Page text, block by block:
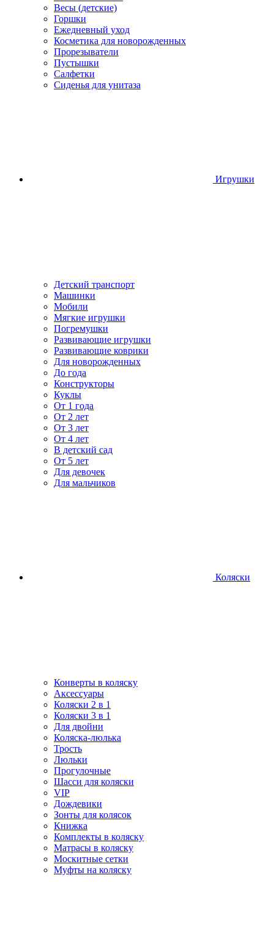
Весы (детские)
Горшки
Ежедневный уход
Косметика для новорожденных
Прорезыватели
Пустышки
Салфетки
Сиденья для унитаза
Игрушки
Детский транспорт
Машинки
Мобили
Мягкие игрушки
Погремушки
Развивающие игрушки
Развивающие коврики
Для новорожденных
До года
Конструкторы
Куклы
От 1 года
От 2 лет
От 3 лет
От 4 лет
В детский сад
От 5 лет
Для девочек
Для мальчиков
Коляски
Конверты в коляску
Аксессуары
Коляски 2 в 1
Коляски 3 в 1
Для двойни
Коляска-люлька
Трость
Люльки
Прогулочные
Шасси для коляски
VIP
Дождевики
Зонты для колясок
Книжка
Комплекты в коляску
Матрасы в коляску
Москитные сетки
Муфты на коляску